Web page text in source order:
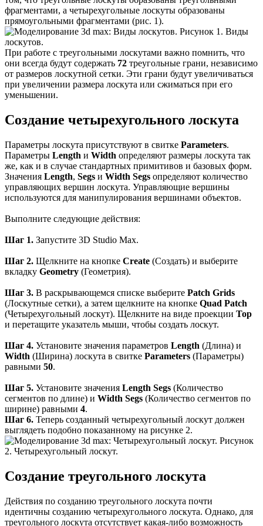
фрагментами, а четырехугольные лоскуты образованы
прямоугольными фрагментами (рис. 1).
Рисунок 1. Виды
лоскутов.
При работе с треугольными лоскутами важно помнить, что
они всегда будут содержать 72 треугольные грани, независимо
от размеров лоскутной сетки. Эти грани будут увеличиваться
при увеличении размера лоскута или сжиматься при его
уменьшении.
Создание четырехугольного лоскута
Параметры лоскута присутствуют в свитке Parameters.
Параметры Length и Width определяют размеры лоскута так
же, как и в случае стандартных примитивов и базовых форм.
Значения Length, Segs и Width Segs определяют количество
управляющих вершин лоскута. Управляющие вершины
используются для манипулирования вершинами объектов.
Выполните следующие действия:
Шаг 1. Запустите 3D Studio Max.
Шаг 2. Щелкните на кнопке Create (Создать) и выберите
вкладку Geometry (Геометрия).
Шаг 3. В раскрывающемся списке выберите Patch Grids
(Лоскутные сетки), а затем щелкните на кнопке Quad Patch
(Четырехугольный лоскут). Щелкните на виде проекции Тор
и перетащите указатель мыши, чтобы создать лоскут.
Шаг 4. Установите значения параметров Length (Длина) и
Width (Ширина) лоскута в свитке Parameters (Параметры)
равными 50.
Шаг 5. Установите значения Length Segs (Количество
сегментов по длине) и Width Segs (Количество сегментов по
ширине) равными 4.
Шаг 6. Теперь созданный четырехугольный лоскут должен
выглядеть подобно показанному на рисунке 2.
Рисунок
2. Четырехугольный лоскут.
Создание треугольного лоскута
Действия по созданию треугольного лоскута почти
идентичны созданию четырехугольного лоскута. Однако, для
треугольного лоскута отсутствует какая-либо возможность